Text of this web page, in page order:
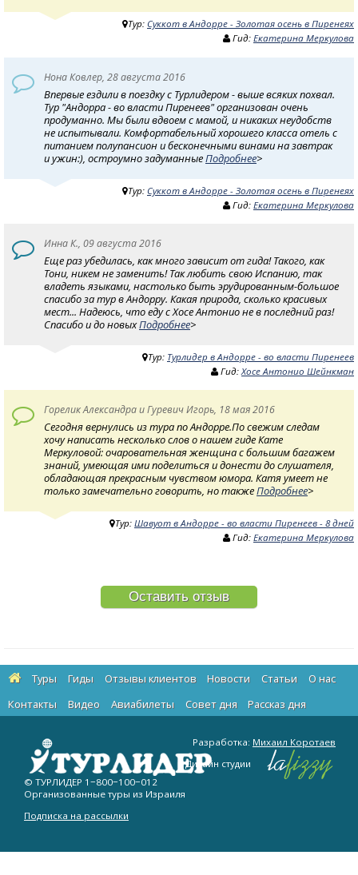
Тур: Суккот в Андорре - Золотая осень в Пиренеях
Гид: Екатерина Меркулова
Нона Ковлер, 28 августа 2016
Впервые ездили в поездку с Турлидером - выше всяких похвал.
Тур "Андорра - во власти Пиренеев" организован очень
продуманно. Мы были вдвоем с мамой, и никаких неудобств
не испытывали. Комфортабельный хорошего класса отель с
питанием полупансион и бесконечными винами на завтрак
и ужин:), остроумно задуманныеПодробнее>
Тур: Суккот в Андорре - Золотая осень в Пиренеях
Гид: Екатерина Меркулова
Инна К., 09 августа 2016
Еще раз убедилась, как много зависит от гида! Такого, как
Тони, никем не заменить! Так любить свою Испанию, так
владеть языками, настолько быть эрудированным-большое
спасибо за тур в Андорру. Какая природа, сколько красивых
мест... Надеюсь, что еду с Хосе Антонио не в последний раз!
Спасибо и до новыхПодробнее>
Тур: Турлидер в Андорре - во власти Пиренеев
Гид: Хосе Антонио Шейнкман
Горелик Александра и Гуревич Игорь, 18 мая 2016
Сегодня вернулись из тура по Андорре.По свежим следам
хочу написать несколько слов о нашем гиде Кате
Меркуловой: очаровательная женщина с большим багажем
знаний, умеющая ими поделиться и донести до слушателя,
обладающая прекрасным чувством юмора. Катя умеет не
только замечательно говорить, но такжеПодробнее>
Тур: Шавуот в Андорре - во власти Пиренеев - 8 дней
Гид: Екатерина Меркулова
Оставить отзыв
Туры Гиды Отзывы клиентов Новости Статьи
О нас
Контакты
Видео Авиабилеты Cовет дня Рассказ дня
© ТУРЛИДЕР 1−800−100−012
Организованные туры из Израиля
Подписка на рассылки
Разработка: Михаил Коротаев
Дизайн студии